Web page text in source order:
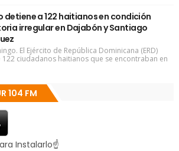
detiene a 122 haitianos en condición
irregular en Dajabón y Santiago
El Ejército de República Dominicana (ERD)
ciudadanos haitianos que se encontraban en
104 FM
Instalarlo☝